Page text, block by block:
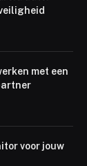
met een
voor jouw